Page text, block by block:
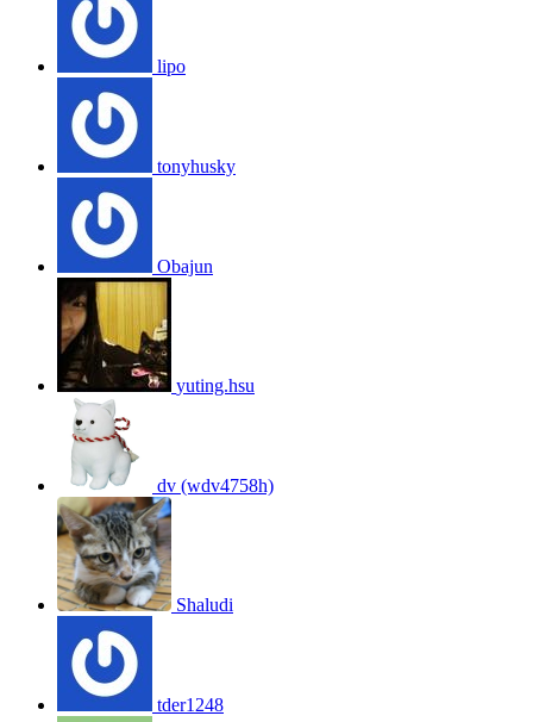
lipo
tonyhusky
Obajun
yuting.hsu
dv (wdv4758h)
Shaludi
tder1248